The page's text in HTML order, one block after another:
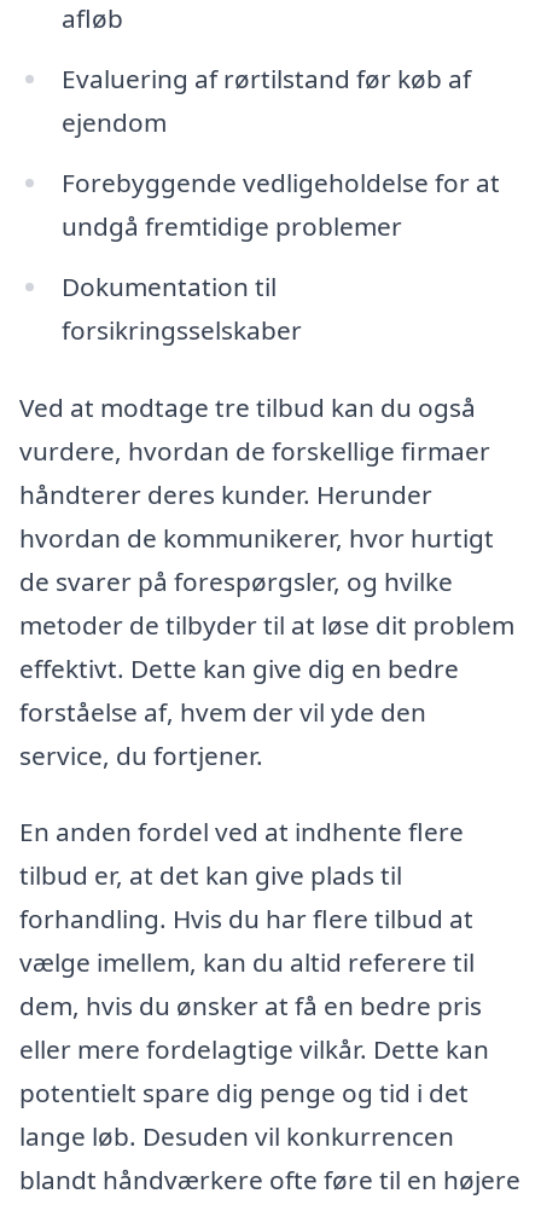
afløb
Evaluering af rørtilstand før køb af
ejendom
Forebyggende vedligeholdelse for at
undgå fremtidige problemer
Dokumentation til
forsikringsselskaber
Ved at modtage tre tilbud kan du også
vurdere, hvordan de forskellige firmaer
håndterer deres kunder. Herunder
hvordan de kommunikerer, hvor hurtigt
de svarer på forespørgsler, og hvilke
metoder de tilbyder til at løse dit problem
effektivt. Dette kan give dig en bedre
forståelse af, hvem der vil yde den
service, du fortjener.
En anden fordel ved at indhente flere
tilbud er, at det kan give plads til
forhandling. Hvis du har flere tilbud at
vælge imellem, kan du altid referere til
dem, hvis du ønsker at få en bedre pris
eller mere fordelagtige vilkår. Dette kan
potentielt spare dig penge og tid i det
lange løb. Desuden vil konkurrencen
blandt håndværkere ofte føre til en højere